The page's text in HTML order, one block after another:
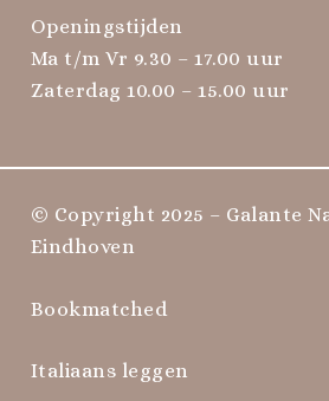
Openingstijden
Ma t/m Vr 9.30 – 17.00 uur
Zaterdag 10.00 – 15.00 uur
© Copyright 2025 – Galante
Eindhoven
Bookmatched
Italiaans leggen